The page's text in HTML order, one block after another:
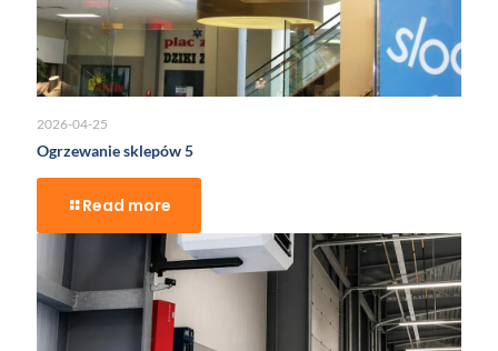
2026-04-25
Ogrzewanie sklepów 5
Read more